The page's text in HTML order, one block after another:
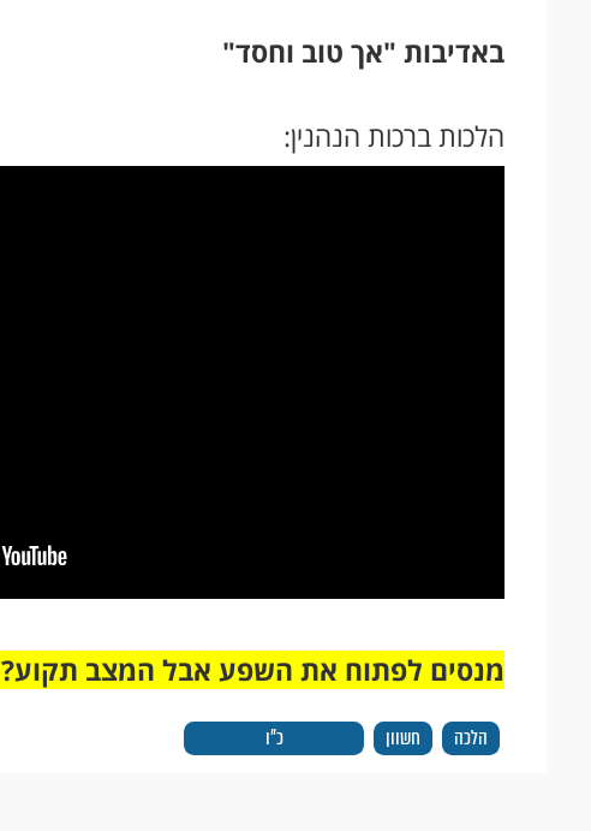
באדיבות "אך טוב וחסד"
הלכות ברכות הנהנין:
הלכה חשוון כ"ו
מנסים לפתוח את השפע אבל המצב תקוע?